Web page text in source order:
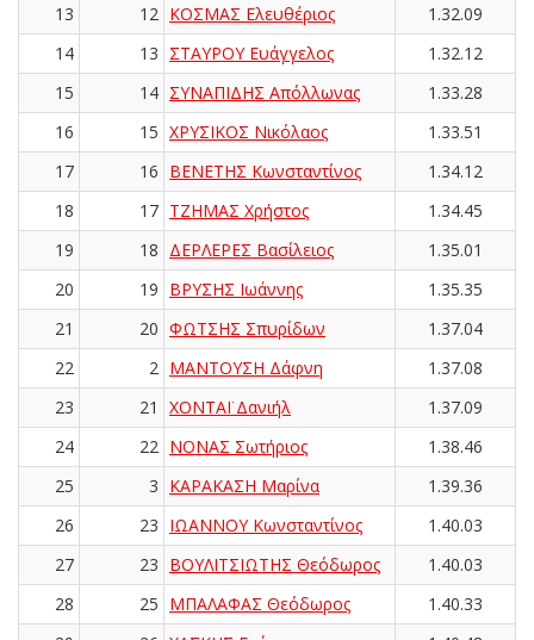
13
12 ΚΟΣΜΑΣ Ελευθέριος
1.32.09
14
13 ΣΤΑΥΡΟΥ Ευάγγελος
1.32.12
15
14 ΣΥΝΑΠΙΔΗΣ Απόλλωνας
1.33.28
16
15 ΧΡΥΣΙΚΟΣ Νικόλαος
1.33.51
17
16 ΒΕΝΕΤΗΣ Κωνσταντίνος
1.34.12
18
17 ΤΖΗΜΑΣ Χρήστος
1.34.45
19
18 ΔΕΡΛΕΡΕΣ Βασίλειος
1.35.01
20
19 ΒΡΥΣΗΣ Ιωάννης
1.35.35
21
20 ΦΩΤΣΗΣ Σπυρίδων
1.37.04
22
2 ΜΑΝΤΟΥΣΗ Δάφνη
1.37.08
23
21 ΧΟΝΤΑΪ Δανιήλ
1.37.09
24
22 ΝΟΝΑΣ Σωτήριος
1.38.46
25
3 ΚΑΡΑΚΑΣΗ Μαρίνα
1.39.36
26
23 ΙΩΑΝΝΟΥ Κωνσταντίνος
1.40.03
27
23 ΒΟΥΛΙΤΣΙΩΤΗΣ Θεόδωρος
1.40.03
28
25 ΜΠΑΛΑΦΑΣ Θεόδωρος
1.40.33